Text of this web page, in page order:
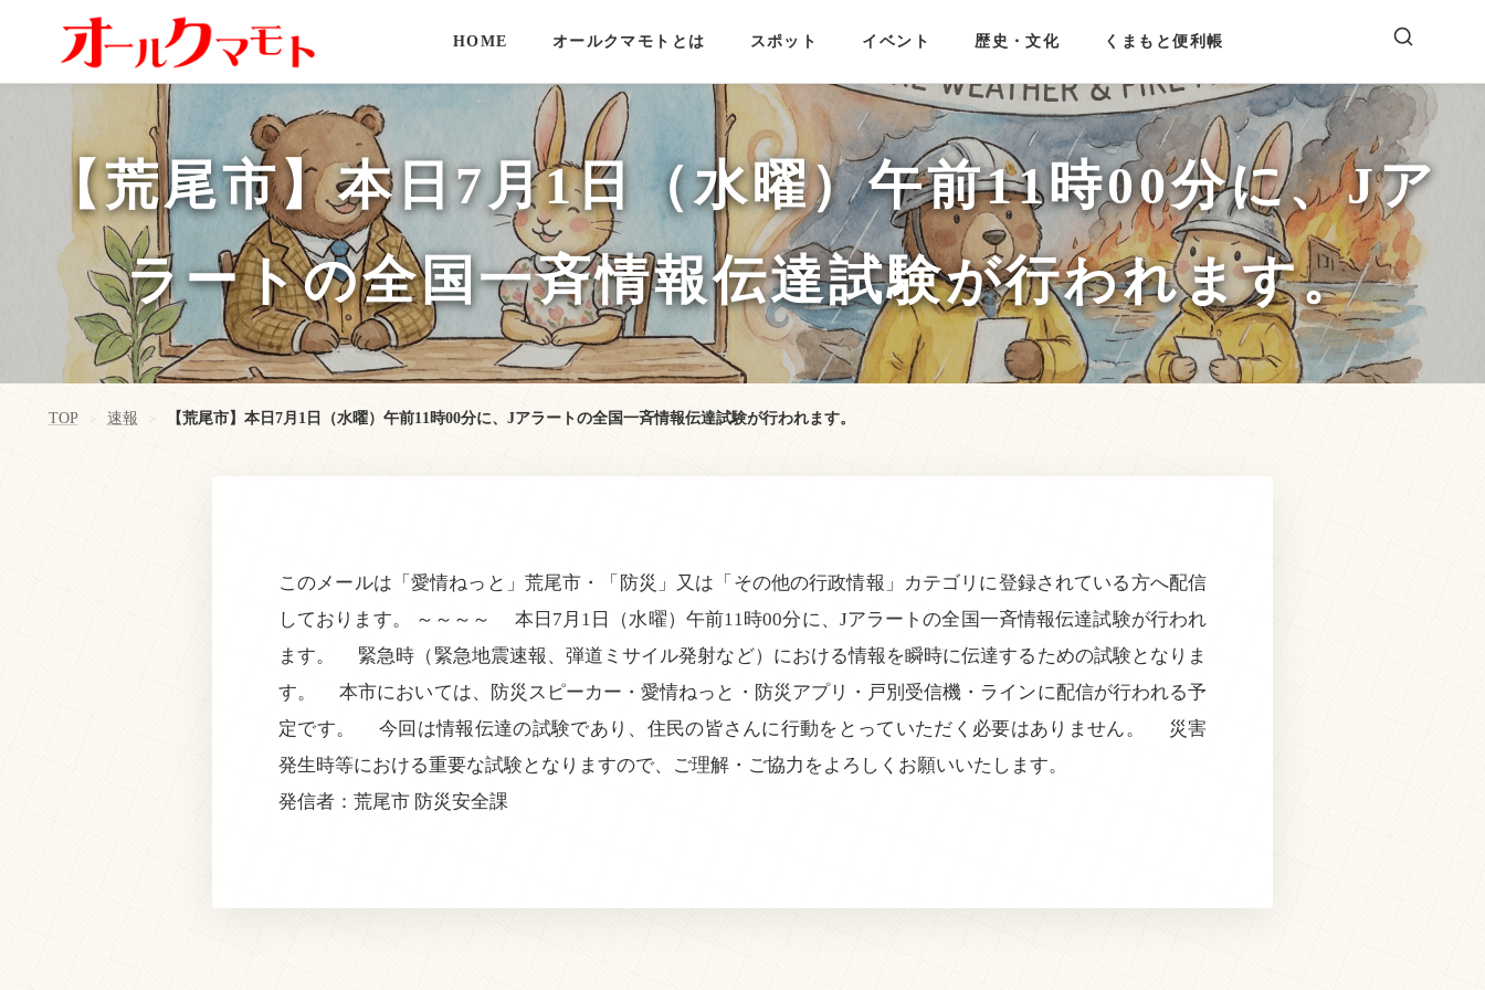
HOME オールクマモトとは スポット イベント 歴史・文化 くまもと便利帳
【荒尾市】本日7月1日（水曜）午前11時00分に、Jア
ラートの全国一斉情報伝達試験が行われます。
TOP > 速報 > 【荒尾市】本日7月1日（水曜）午前11時00分に、Jアラートの全国一斉情報伝達試験が行われます。
このメールは「愛情ねっと」荒尾市・「防災」又は「その他の行政情報」カテゴリに登録されている方へ配信
しております。 ～～～～ 本日7月1日（水曜）午前11時00分に、Jアラートの全国一斉情報伝達試験が行われ
ます。 緊急時（緊急地震速報、弾道ミサイル発射など）における情報を瞬時に伝達するための試験となりま
す。 本市においては、防災スピーカー・愛情ねっと・防災アプリ・戸別受信機・ラインに配信が行われる予
定です。 今回は情報伝達の試験であり、住民の皆さんに行動をとっていただく必要はありません。 災害
発生時等における重要な試験となりますので、ご理解・ご協力をよろしくお願いいたします。
発信者：荒尾市 防災安全課